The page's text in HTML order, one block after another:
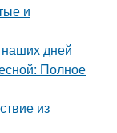
и
наших дней
Полное
из